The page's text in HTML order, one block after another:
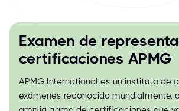
Examen de
certificaciones APMG
APMG International es un instituto de
exámenes reconocido mundialmente,